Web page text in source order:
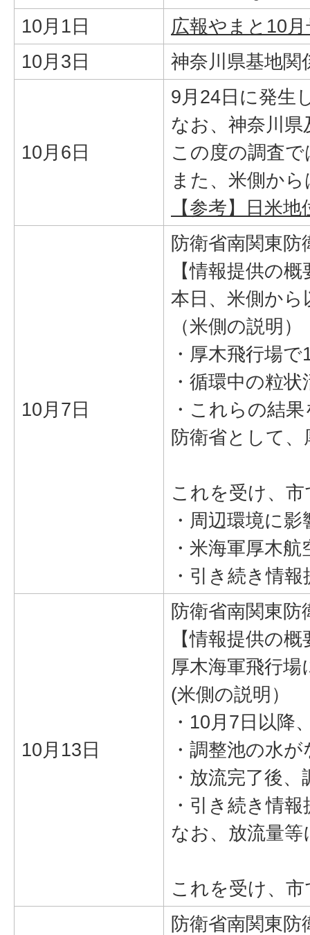
10月1日
広報やまと10
10月3日
神奈川県基地関
10月6日
9月24日に発生
なお、神奈川
この度の調査
また、米側か
【参考】日米
10月7日
防衛省南関東
【情報提供の概
本日、米側か
（米側の説明）
・厚木飛行場
・循環中の粒
・これらの結
防衛省として
これを受け、
・周辺環境に
・米海軍厚木
・引き続き情
10月13日
防衛省南関東
【情報提供の概
厚木海軍飛行
(米側の説明）
・10月7日以降
・調整池の水
・放流完了後
・引き続き情
なお、放流量
これを受け、
防衛省南関東